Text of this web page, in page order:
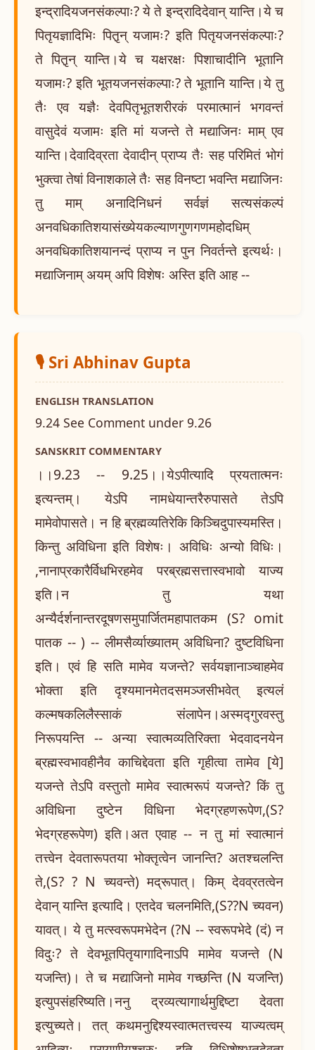
इन्द्रादियजनसंकल्पाः? ये ते इन्द्रादिदेवान् यान्ति।ये च
पितृयज्ञादिभिः पितृ़न् यजामः? इति पितृयजनसंकल्पाः?
ते पितृ़न् यान्ति।ये च यक्षरक्षः पिशाचादीनि भूतानि
यजामः? इति भूतयजनसंकल्पाः? ते भूतानि यान्ति।ये तु
तैः एव यज्ञैः देवपितृभूतशरीरकं परमात्मानं भगवन्तं
वासुदेवं यजामः इति मां यजन्ते ते मद्याजिनः माम् एव
यान्ति।देवादिव्रता देवादीन् प्राप्य तैः सह परिमितं भोगं
भुक्त्वा तेषां विनाशकाले तैः सह विनष्टा भवन्ति मद्याजिनः
तु माम् अनादिनिधनं सर्वज्ञं सत्यसंकल्पं
अनवधिकातिशयासंख्येयकल्याणगुणगणमहोदधिम्
अनवधिकातिशयानन्दं प्राप्य न पुन निवर्तन्ते इत्यर्थः।
मद्याजिनाम् अयम् अपि विशेषः अस्ति इति आह --
🎙️ Sri Abhinav Gupta
ENGLISH TRANSLATION
9.24 See Comment under 9.26
SANSKRIT COMMENTARY
।।9.23 -- 9.25।।येऽपीत्यादि प्रयतात्मनः
इत्यन्तम्। येऽपि नामधेयान्तरैरुपासते तेऽपि
मामेवोपासते। न हि ब्रह्मव्यतिरेकि किञ्चिदुपास्यमस्ति।
किन्तु अविधिना इति विशेषः। अविधिः अन्यो विधिः।
,नानाप्रकारैर्विधभिरहमेव परब्रह्मसत्तास्वभावो याज्य
इति।न तु यथा
अन्यैर्दर्शनान्तरदूषणसमुपार्जितमहापातकम (S? omit
पातक -- ) -- लीमसैर्व्याख्यातम् अविधिना? दुष्टविधिना
इति। एवं हि सति मामेव यजन्ते? सर्वयज्ञानाञ्चाहमेव
भोक्ता इति दृश्यमानमेतदसमञ्जसीभवेत् इत्यलं
कल्मषकलिलैस्साकं संलापेन।अस्मद्गुरवस्तु
निरूपयन्ति -- अन्या स्वात्मव्यतिरिक्ता भेदवादनयेन
ब्रह्मस्वभावहीनैव काचिद्देवता इति गृहीत्वा तामेव [ये]
यजन्ते तेऽपि वस्तुतो मामेव स्वात्मरूपं यजन्ते? किं तु
अविधिना दुष्टेन विधिना भेदग्रहणरूपेण,(S?
भेदग्रहरूपेण) इति।अत एवाह -- न तु मां स्वात्मानं
तत्त्वेन देवतारूपतया भोक्तृत्वेन जानन्ति? अतश्चलन्ति
ते,(S? ? N च्यवन्ते) मद्रूपात्। किम् देवव्रतत्वेन
देवान् यान्ति इत्यादि। एतदेव चलनमिति,(S??N च्यवन)
यावत्। ये तु मत्स्वरूपमभेदेन (?N -- स्वरूपभेदे (दं) न
विदुः? ते देवभूतपितृयागादिनाऽपि मामेव यजन्ते (N
यजन्ति)। ते च मद्याजिनो मामेव गच्छन्ति (N यजन्ति)
इत्युपसंहरिष्यति।ननु द्रव्यत्यागार्थमुद्दिष्टा देवता
इत्युच्यते। तत् कथमनुद्दिश्यस्वात्मतत्त्वस्य याज्यत्वम्